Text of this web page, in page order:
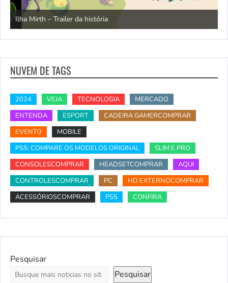
Ilha Mirth – Trailer da história
NUVEM DE TAGS
2024 VEJA TECNOLOGIA
MERCADO
ENTENDA
ESPORT
CADEIRA GAMERCOMPRAR
EVENTO
MOBILE
PS5: COMPARE OS MODELOS ORIGINAL
SLIM E PRO
CONSOLESCOMPRAR
HEADSETCOMPRAR
AQUI
CONTROLESCOMPRAR
PC
HD EXTERNOCOMPRAR
ACESSÓRIOSCOMPRAR
PS5 CONFIRA
Pesquisar
Pesquisar